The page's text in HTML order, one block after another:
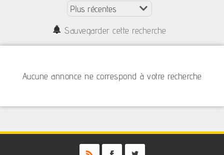
Sauvegarder cette recherche
Aucune annonce ne correspond à votre recherche